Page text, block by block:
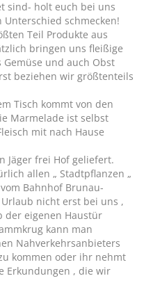
sind- holt euch bei uns
schmecken!
Teil Produkte aus
bringen uns fleißige
und auch Obst
beziehen wir größtenteils
Tisch kommt von den
Marmelade ist selbst
mit nach Hause
Jäger frei Hof geliefert.
allen „ Stadtpflanzen „
Bahnhof Brunau-
nicht erst bei uns ,
der eigenen Haustür
kann man
Nahverkehrsanbieters
kommen oder ihr nehmt
Erkundungen , die wir